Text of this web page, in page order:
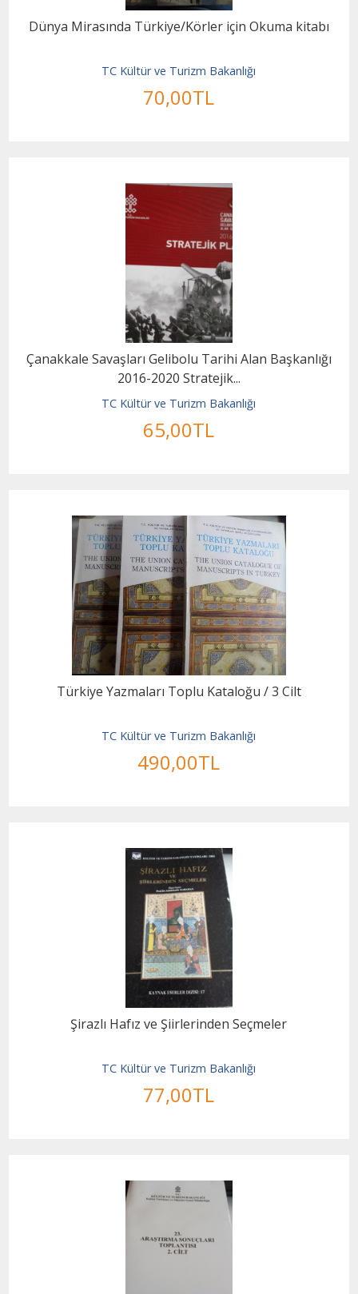
Dünya Mirasında Türkiye/Körler için Okuma kitabı
TC Kültür ve Turizm Bakanlığı
70,00TL
Çanakkale Savaşları Gelibolu Tarihi Alan Başkanlığı
2016-2020 Stratejik...
TC Kültür ve Turizm Bakanlığı
65,00TL
Türkiye Yazmaları Toplu Kataloğu / 3 Cilt
TC Kültür ve Turizm Bakanlığı
490,00TL
Şirazlı Hafız ve Şiirlerinden Seçmeler
TC Kültür ve Turizm Bakanlığı
77,00TL